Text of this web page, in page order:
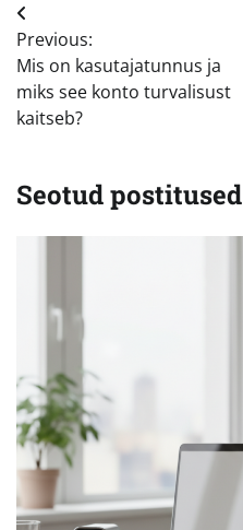
Navigeerimine
Previous:
Mis on kasutajatunnus ja
miks see konto turvalisust
kaitseb?
Seotud postitused